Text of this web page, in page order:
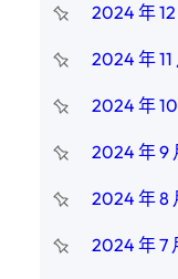
2024 年 12
2024 年 11
2024 年 10
2024 年 9
2024 年 8
2024 年 7